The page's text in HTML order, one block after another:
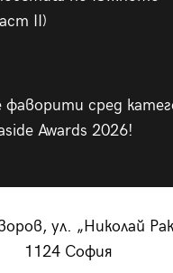
II)
фаворити сред
Awards 2026!
ул. „Николай
1124 София